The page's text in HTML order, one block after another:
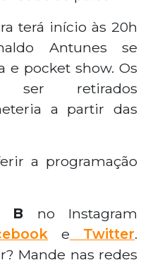
terá início às 20h
Antunes se
e pocket show. Os
ser retirados
a partir das
a programação
B no Instagram
e Twitter.
Mande nas redes